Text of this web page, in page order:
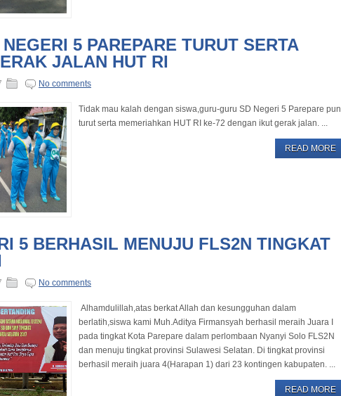
5 PAREPARE TURUT SERTA
JALAN HUT RI
No comments
Tidak mau kalah dengan siswa,guru-guru SD Negeri 5 Parepare pun
turut serta memeriahkan HUT RI ke-72 dengan ikut gerak jalan. ...
READ MORE
5 BERHASIL MENUJU FLS2N TINGKAT
No comments
Alhamdulillah,atas berkat Allah dan kesungguhan dalam
berlatih,siswa kami Muh.Aditya Firmansyah berhasil meraih Juara I
pada tingkat Kota Parepare dalam perlombaan Nyanyi Solo FLS2N
dan menuju tingkat provinsi Sulawesi Selatan. Di tingkat provinsi
berhasil meraih juara 4(Harapan 1) dari 23 kontingen kabupaten. ...
READ MORE